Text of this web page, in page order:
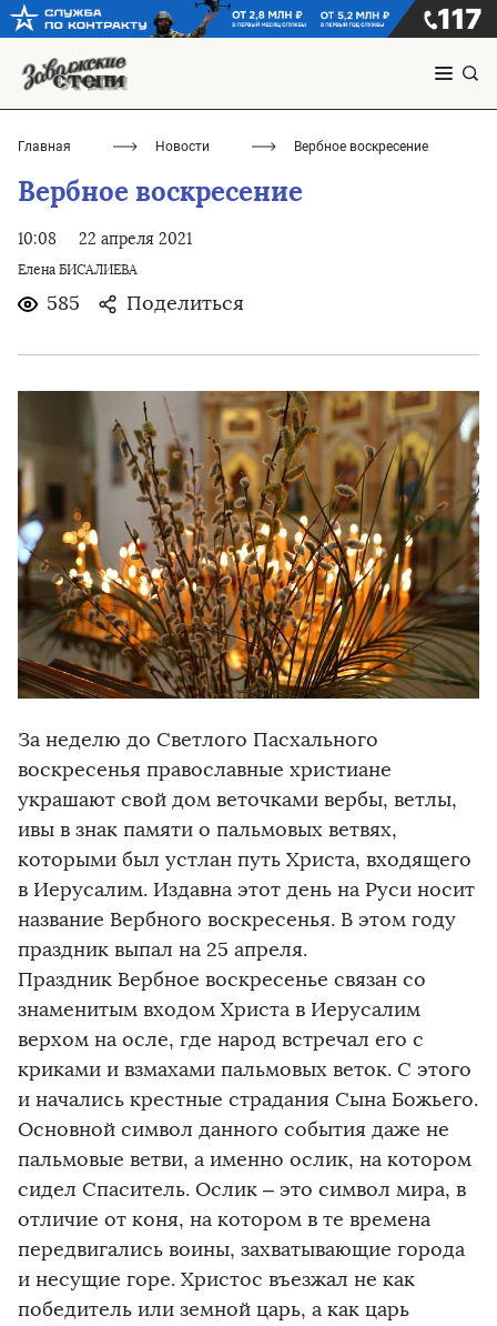
Главная Новости Вербное воскресение
Вербное воскресение
10:08 22 апреля 2021
Елена БИСАЛИЕВА
585 Поделиться
За неделю до Светлого Пасхального
воскресенья православные христиане
украшают свой дом веточками вербы, ветлы,
ивы в знак памяти о пальмовых ветвях,
которыми был устлан путь Христа, входящего
в Иерусалим. Издавна этот день на Руси носит
название Вербного воскресенья. В этом году
праздник выпал на 25 апреля.
Праздник Вербное воскресенье связан со
знаменитым входом Христа в Иерусалим
верхом на осле, где народ встречал его с
криками и взмахами пальмовых веток. С этого
и начались крестные страдания Сына Божьего.
Основной символ данного события даже не
пальмовые ветви, а именно ослик, на котором
сидел Спаситель. Ослик – это символ мира, в
отличие от коня, на котором в те времена
передвигались воины, захватывающие города
и несущие горе. Христос въезжал не как
победитель или земной царь, а как царь